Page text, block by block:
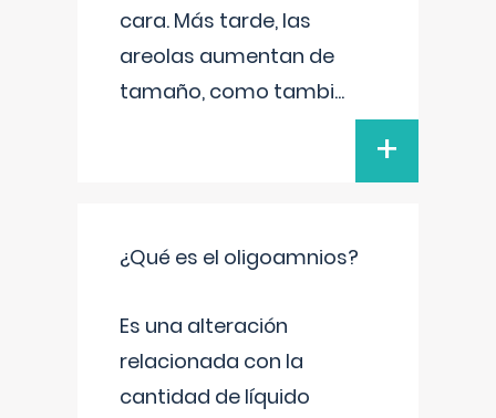
cara. Más tarde, las
areolas aumentan de
tamaño, como tambi...
+
¿Qué es el oligoamnios?
Es una alteración
relacionada con la
cantidad de líquido